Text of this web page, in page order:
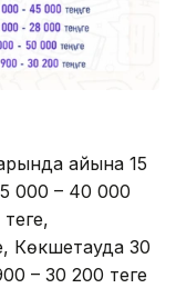
айына 15
000 – 40 000
Көкшетауда 30
– 30 200 теңге